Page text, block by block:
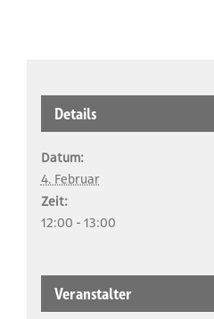
Details
Datum:
4. Februar
Zeit:
12:00 - 13:00
Veranstalter